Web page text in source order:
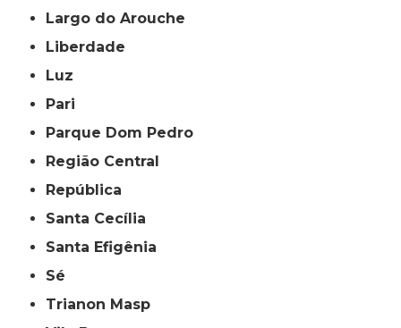
Largo do Arouche
Liberdade
Luz
Pari
Parque Dom Pedro
Região Central
República
Santa Cecília
Santa Efigênia
Sé
Trianon Masp